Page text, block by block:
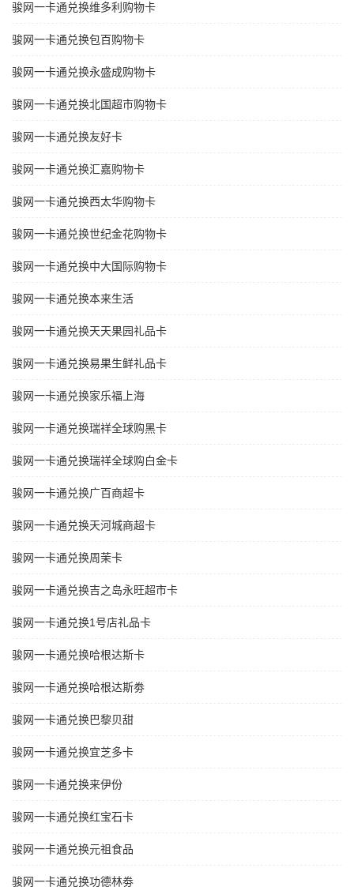
骏网一卡通兑换维多利购物卡
骏网一卡通兑换包百购物卡
骏网一卡通兑换永盛成购物卡
骏网一卡通兑换北国超市购物卡
骏网一卡通兑换友好卡
骏网一卡通兑换汇嘉购物卡
骏网一卡通兑换西太华购物卡
骏网一卡通兑换世纪金花购物卡
骏网一卡通兑换中大国际购物卡
骏网一卡通兑换本来生活
骏网一卡通兑换天天果园礼品卡
骏网一卡通兑换易果生鲜礼品卡
骏网一卡通兑换家乐福上海
骏网一卡通兑换瑞祥全球购黑卡
骏网一卡通兑换瑞祥全球购白金卡
骏网一卡通兑换广百商超卡
骏网一卡通兑换天河城商超卡
骏网一卡通兑换周茉卡
骏网一卡通兑换吉之岛永旺超市卡
骏网一卡通兑换1号店礼品卡
骏网一卡通兑换哈根达斯卡
骏网一卡通兑换哈根达斯劵
骏网一卡通兑换巴黎贝甜
骏网一卡通兑换宜芝多卡
骏网一卡通兑换来伊份
骏网一卡通兑换红宝石卡
骏网一卡通兑换元祖食品
骏网一卡通兑换功德林劵